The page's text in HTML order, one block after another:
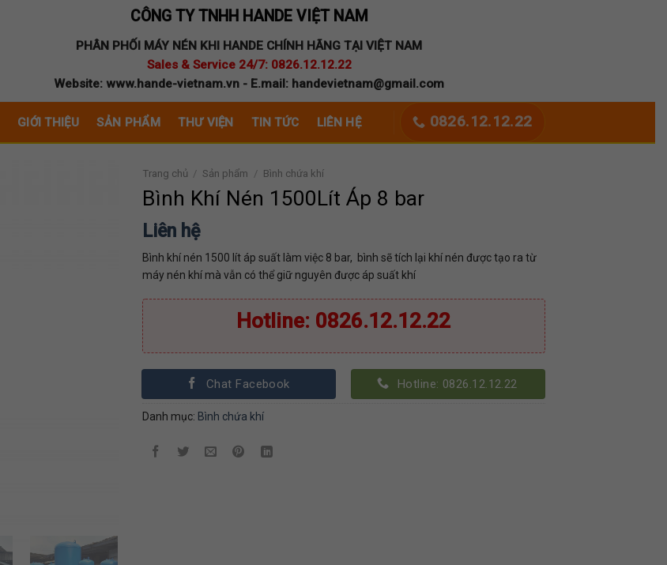
CÔNG TY TNHH HANDE VIỆT NAM
PHÂN PHỐI MÁY NÉN KHI HANDE CHÍNH HÃNG TẠI VIỆT NAM
Sales & Service 24/7: 0826.12.12.22
Website: www.hande-vietnam.vn - E.mail: handevietnam@gmail.com
GIỚI THIỆU SẢN PHẨM THƯ VIỆN TIN TỨC LIÊN HỆ 0826.12.12.22
Trang chủ / Sản phẩm / Bình chứa khí
Bình Khí Nén 1500Lít Áp 8 bar
Liên hệ
Bình khí nén 1500 lít áp suất làm việc 8 bar, bình sẽ tích lại khí nén được tạo ra từ
máy nén khí mà vẫn có thể giữ nguyên được áp suất khí
Hotline: 0826.12.12.22
Chat Facebook Hotline: 0826.12.12.22
Danh mục: Bình chứa khí